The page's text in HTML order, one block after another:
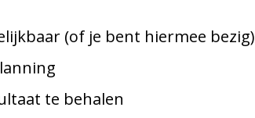
(of je bent hiermee bezig)
te behalen